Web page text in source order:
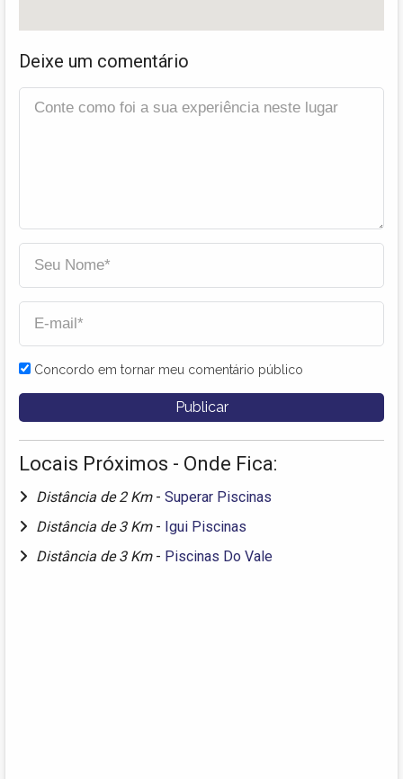
Deixe um comentário
Concordo em tornar meu comentário público
Locais Próximos - Onde Fica:
Distância de 2 Km - Superar Piscinas
Distância de 3 Km - Igui Piscinas
Distância de 3 Km - Piscinas Do Vale